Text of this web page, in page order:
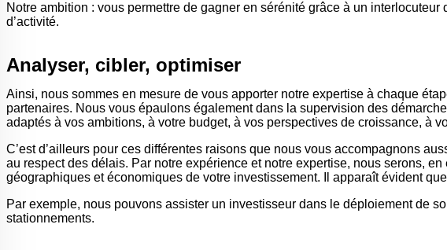
Notre ambition : vous permettre de gagner en sérénité grâce à un
d’activité.
Analyser, cibler, optimiser
Ainsi, nous sommes en mesure de vous apporter notre expertise à chaque
partenaires. Nous vous épaulons également dans la supervision des
adaptés à vos ambitions, à votre budget, à vos perspectives de croissance, à
C’est d’ailleurs pour ces différentes raisons que nous vous accompagnons
au respect des délais. Par notre expérience et notre expertise, nous serons,
géographiques et économiques de votre investissement. Il apparaît évident
Par exemple, nous pouvons assister un investisseur dans le déploiement de
stationnements.